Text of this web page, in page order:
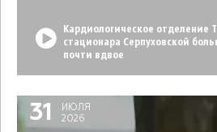
Кардиологическое отделение
стационара Серпуховской
почти вдвое
31
ИЮЛЯ
2026